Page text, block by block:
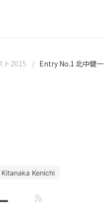
ト2015 Entry No.1 北中健一
Kitanaka Kenichi